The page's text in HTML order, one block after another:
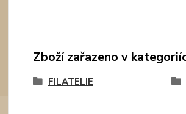
Zboží zařazeno v
FILATELIE